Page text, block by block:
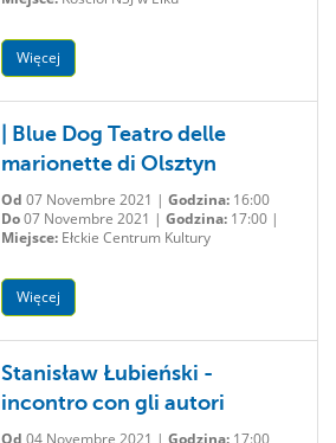
Więcej
| Blue Dog Teatro delle
marionette di Olsztyn
Od 07 Novembre 2021 | Godzina:16:00
Do07 Novembre 2021 | Godzina:17:00 |
Miejsce:Ełckie Centrum Kultury
Więcej
Stanisław Łubieński -
incontro con gli autori
Od 04 Novembre 2021 | Godzina:17:00